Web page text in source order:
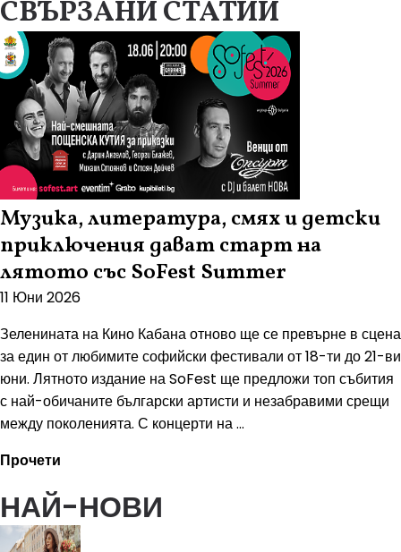
СВЪРЗАНИ СТАТИИ
Музика, литература, смях и детски
приключения дават старт на
лятото със SoFest Summer
11 Юни 2026
Зеленината на Кино Кабана отново ще се превърне в сцена
за един от любимите софийски фестивали от 18-ти до 21-ви
юни. Лятното издание на SoFest ще предложи топ събития
с най-обичаните български артисти и незабравими срещи
между поколенията. С концерти на ...
Прочети
НАЙ-НОВИ